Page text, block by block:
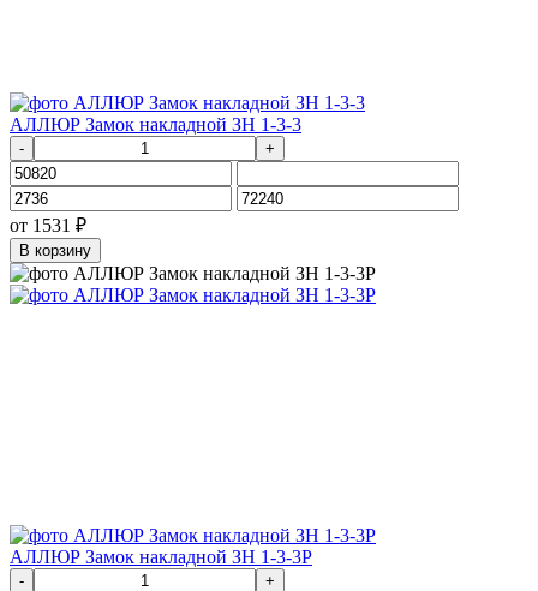
АЛЛЮР Замок накладной ЗН 1-3-3
- +
от 1531 ₽
В корзину
АЛЛЮР Замок накладной ЗН 1-3-3Р
- +